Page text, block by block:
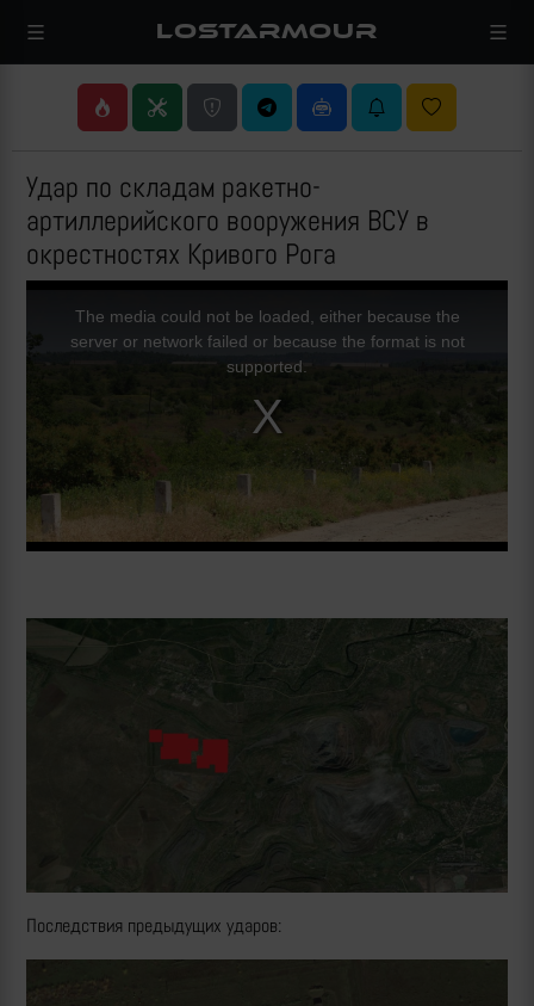
LOSTARMOUR
Удар по складам ракетно-
артиллерийского вооружения ВСУ в
окрестностях Кривого Рога
The media could not be loaded, either because the
server or network failed or because the format is not
supported.
Последствия предыдущих ударов: